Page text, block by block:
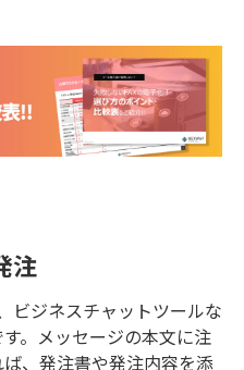
注
ビジネスチャットツールな
。メッセージの本文に注
、発注書や発注内容を添